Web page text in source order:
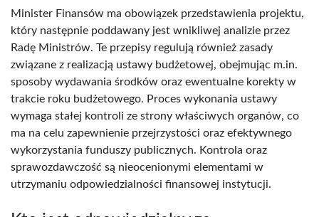
Minister Finansów ma obowiązek przedstawienia projektu,
który następnie poddawany jest wnikliwej analizie przez
Radę Ministrów. Te przepisy regulują również zasady
związane z realizacją ustawy budżetowej, obejmując m.in.
sposoby wydawania środków oraz ewentualne korekty w
trakcie roku budżetowego. Proces wykonania ustawy
wymaga stałej kontroli ze strony właściwych organów, co
ma na celu zapewnienie przejrzystości oraz efektywnego
wykorzystania funduszy publicznych. Kontrola oraz
sprawozdawczość są nieocenionymi elementami w
utrzymaniu odpowiedzialności finansowej instytucji.